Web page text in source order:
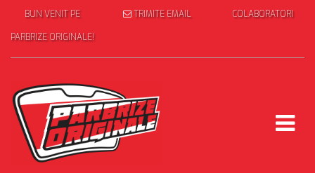
BUN VENIT PE
PARBRIZE ORIGINALE!
TRIMITE EMAIL COLABORATORI